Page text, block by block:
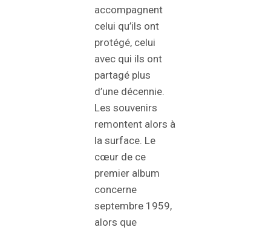
accompagnent
celui qu’ils ont
protégé, celui
avec qui ils ont
partagé plus
d’une décennie.
Les souvenirs
remontent alors à
la surface. Le
cœur de ce
premier album
concerne
septembre 1959,
alors que